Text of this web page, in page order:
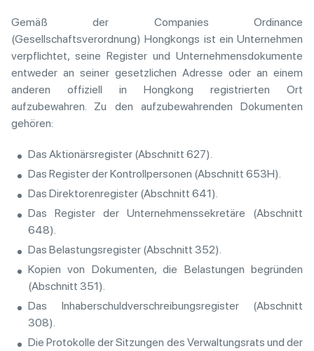
Gemäß der Companies Ordinance
(Gesellschaftsverordnung) Hongkongs ist ein Unternehmen
verpflichtet, seine Register und Unternehmensdokumente
entweder an seiner gesetzlichen Adresse oder an einem
anderen offiziell in Hongkong registrierten Ort
aufzubewahren. Zu den aufzubewahrenden Dokumenten
gehören:
Das Aktionärsregister (Abschnitt 627).
Das Register der Kontrollpersonen (Abschnitt 653H).
Das Direktorenregister (Abschnitt 641).
Das Register der Unternehmenssekretäre (Abschnitt
648).
Das Belastungsregister (Abschnitt 352).
Kopien von Dokumenten, die Belastungen begründen
(Abschnitt 351).
Das Inhaberschuldverschreibungsregister (Abschnitt
308).
Die Protokolle der Sitzungen des Verwaltungsrats und der